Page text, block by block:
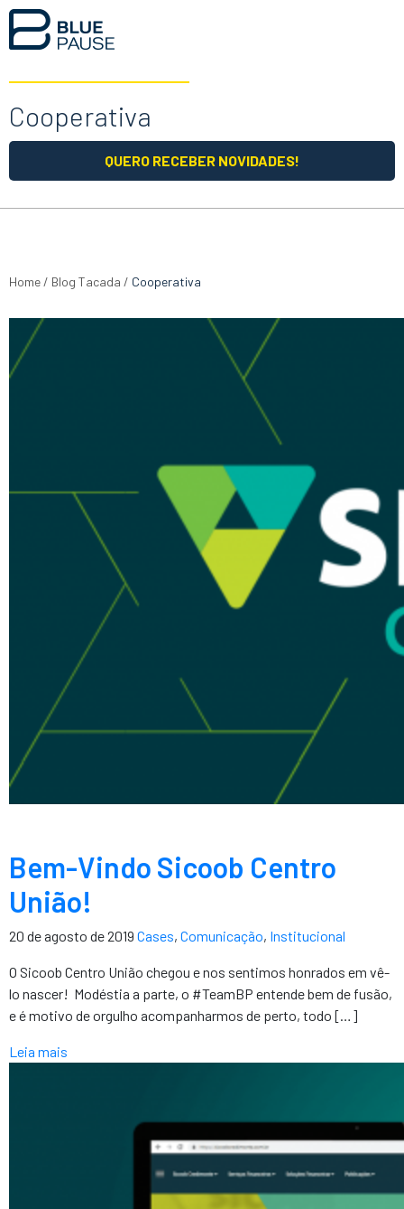
Cooperativa
QUERO RECEBER NOVIDADES!
Home / Blog Tacada / Cooperativa
Bem-Vindo Sicoob Centro
União!
20 de agosto de 2019 Cases, Comunicação, Institucional
O Sicoob Centro União chegou e nos sentimos honrados em vê-
lo nascer! Modéstia a parte, o #TeamBP entende bem de fusão,
e é motivo de orgulho acompanharmos de perto, todo […]
Leia mais